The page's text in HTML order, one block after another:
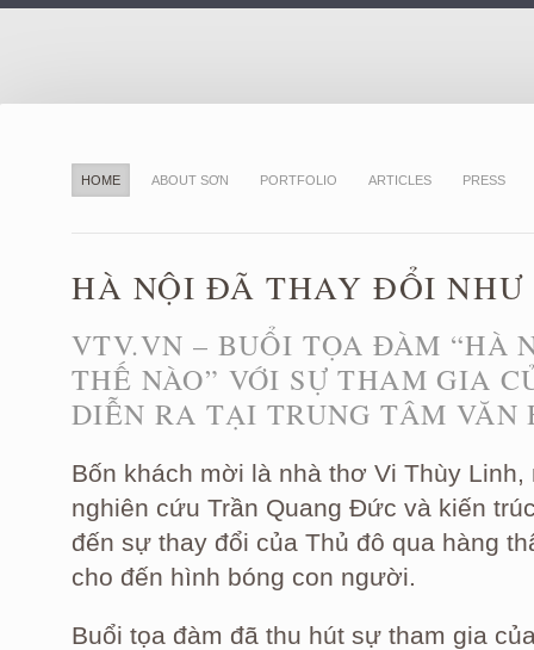
HOME ABOUT SƠN PORTFOLIO ARTICLES PRESS
HÀ NỘI ĐÃ THAY ĐỔI NHƯ
VTV.VN – BUỔI TỌA ĐÀM “HÀ
THẾ NÀO” VỚI SỰ THAM GIA
DIỄN RA TẠI TRUNG TÂM VĂN
Bốn khách mời là nhà thơ Vi Thùy
nghiên cứu Trần Quang Đức và kiến
đến sự thay đổi của Thủ đô qua hàng
cho đến hình bóng con người.
Buổi tọa đàm đã thu hút sự tham gia